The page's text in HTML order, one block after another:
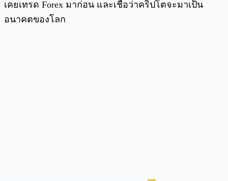
เคยเทรด Forex มาก่อน และเชื่อว่าคริปโตจะมาเป็น
อนาคตของโลก